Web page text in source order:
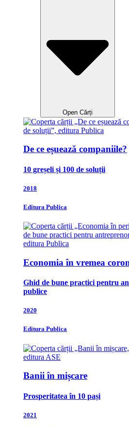
Open Cărți
De ce eșuează companiile?
10 greșeli și 100 de soluții
2018
Editura Publica
Economia în vremea
Ghid de bune practici pentru
publice
2020
Editura Publica
Banii în mișcare
Prosperitatea în 10 pași
2021